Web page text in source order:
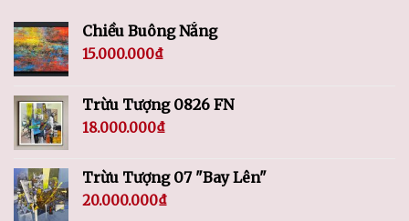
Chiều Buông Nắng
15.000.000₫
Trừu Tượng 0826 FN
18.000.000₫
Trừu Tượng 07 "Bay Lên"
20.000.000₫